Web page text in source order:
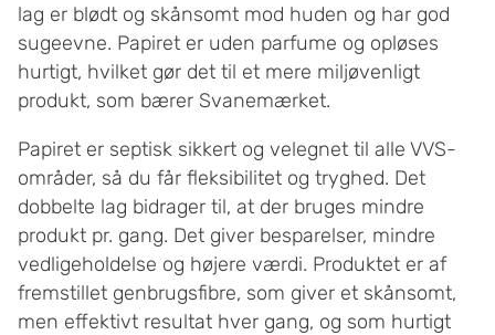
lag er blødt og skånsomt mod huden og har god
sugeevne. Papiret er uden parfume og opløses
hurtigt, hvilket gør det til et mere miljøvenligt
produkt, som bærer Svanemærket.
Papiret er septisk sikkert og velegnet til alle VVS-
områder, så du får fleksibilitet og tryghed. Det
dobbelte lag bidrager til, at der bruges mindre
produkt pr. gang. Det giver besparelser, mindre
vedligeholdelse og højere værdi. Produktet er af
fremstillet genbrugsfibre, som giver et skånsomt,
men effektivt resultat hver gang, og som hurtigt